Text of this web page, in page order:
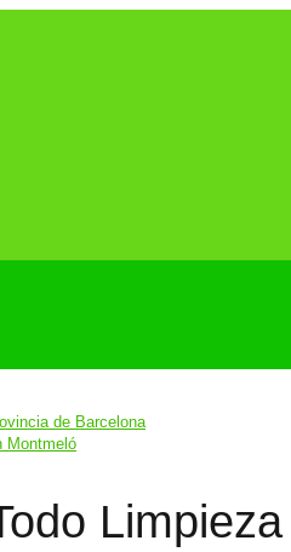
de Barcelona
Montmeló
Limpieza